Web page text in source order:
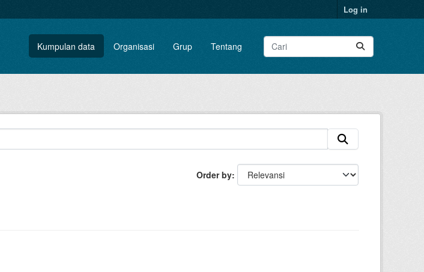
Log in
Kumpulan data Organisasi Grup Tentang
Order by